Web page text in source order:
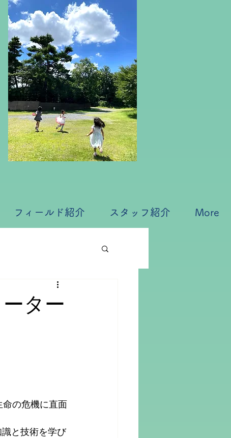
フィールド紹介 スタッフ紹介 More
ター
の危機に直面
と技術を学び